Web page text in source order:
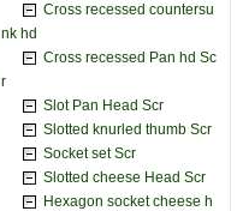
Cross recessed countersu
nk hd
Cross recessed Pan hd Sc
r
Slot Pan Head Scr
Slotted knurled thumb Scr
Socket set Scr
Slotted cheese Head Scr
Hexagon socket cheese h